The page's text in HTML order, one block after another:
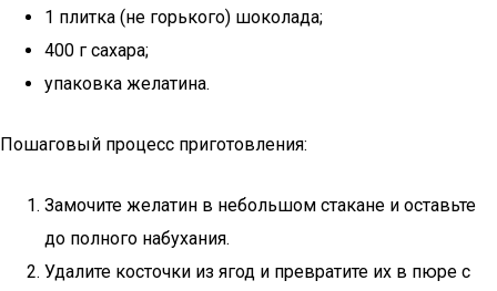
1 плитка (не горького) шоколада;
400 г сахара;
упаковка желатина.
Пошаговый процесс приготовления:
Замочите желатин в небольшом стакане и оставьте
до полного набухания.
Удалите косточки из ягод и превратите их в пюре с